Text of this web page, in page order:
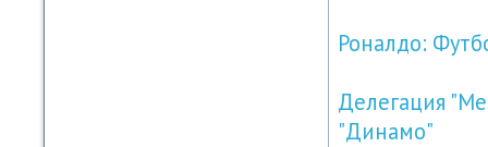
Роналдо:
Делегация
"Динамо"